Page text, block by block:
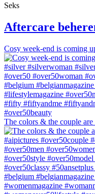
Seks
Aftercare
Cosy week-end is coming
The colors & the couple